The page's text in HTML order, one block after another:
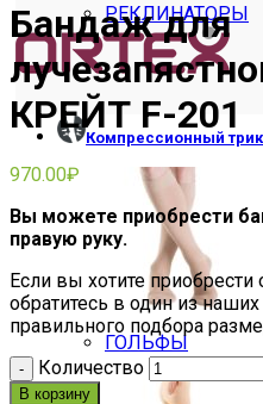
РЕКЛИНАТОРЫ
Компрессионный
ГОЛЬФЫ
Бандаж для
КРЕЙТ F-201
970.00₽
Вы можете приобрести
правую руку.
Если вы хотите
обратитесь в один из
правильного подбора
Количество
В корзину